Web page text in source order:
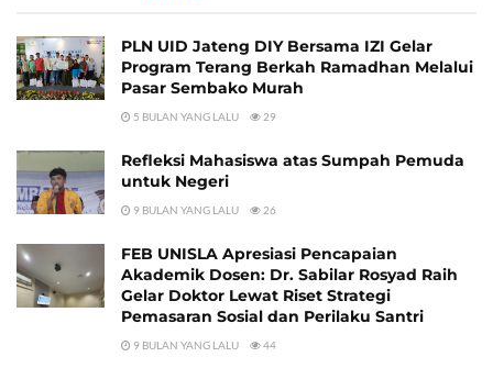
PLN UID Jateng DIY Bersama IZI Gelar
Program Terang Berkah Ramadhan Melalui
Pasar Sembako Murah
5 BULAN YANG LALU 29
Refleksi Mahasiswa atas Sumpah Pemuda
untuk Negeri
9 BULAN YANG LALU 26
FEB UNISLA Apresiasi Pencapaian
Akademik Dosen: Dr. Sabilar Rosyad Raih
Gelar Doktor Lewat Riset Strategi
Pemasaran Sosial dan Perilaku Santri
9 BULAN YANG LALU 44